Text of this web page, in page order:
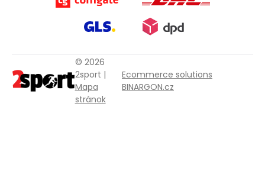
© 2026
2sport |
Mapa
stránok
Ecommerce solutions
BINARGON.cz